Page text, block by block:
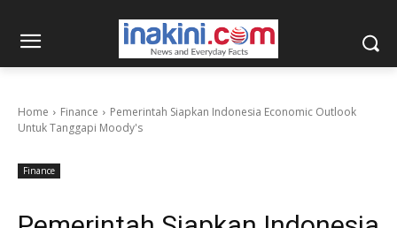
Home Finance
Pemerintah Siapkan Indonesia Economic Outlook
Untuk Tanggapi Moody's
Finance